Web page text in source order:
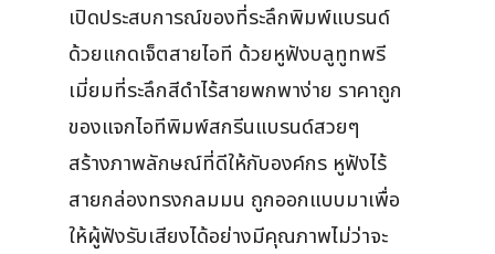
เปิดประสบการณ์ของที่ระลึกพิมพ์แบรนด์
ด้วยแกดเจ็ตสายไอที ด้วยหูฟังบลูทูทพรี
เมี่ยมที่ระลึกสีดำไร้สายพกพาง่าย ราคาถูก
ของแจกไอทีพิมพ์สกรีนแบรนด์สวยๆ
สร้างภาพลักษณ์ที่ดีให้กับองค์กร หูฟังไร้
สายกล่องทรงกลมมน ถูกออกแบบมาเพื่อ
ให้ผู้ฟังรับเสียงได้อย่างมีคุณภาพไม่ว่าจะ